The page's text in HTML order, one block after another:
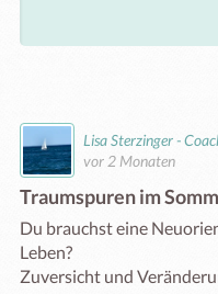
Lisa Sterzinger -
vor 2 Monaten
Traumspuren im
Du brauchst eine
Leben?
Zuversicht und